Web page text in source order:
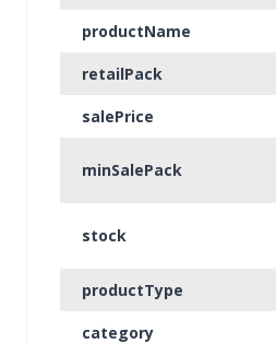
productName
retailPack
salePrice
minSalePack
stock
productType
category